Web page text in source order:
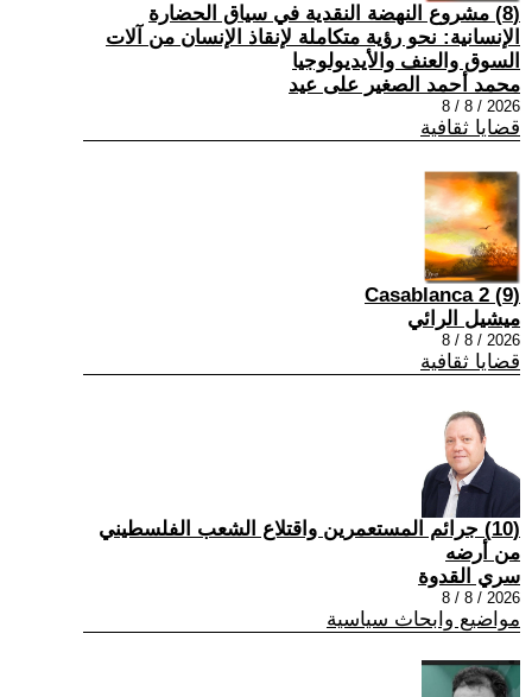
(8) مشروع النهضة النقدية في سياق الحضارة
الإنسانية: نحو رؤية متكاملة لإنقاذ الإنسان من آلات
السوق والعنف والأيديولوجيا
محمد أحمد الصغير على عيد
2026 / 8 / 8
قضايا ثقافية
(9) Casablanca 2
ميشيل الرائي
2026 / 8 / 8
قضايا ثقافية
(10) جرائم المستعمرين واقتلاع الشعب الفلسطيني
من أرضه
سري القدوة
2026 / 8 / 8
مواضيع وابحاث سياسية